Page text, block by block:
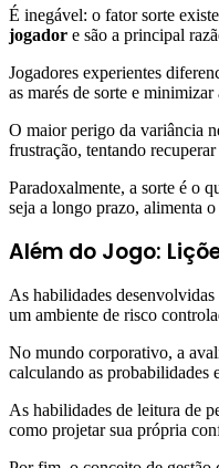
É inegável: o fator sorte
jogador e são a principal
Jogadores experientes
as marés de sorte e
O maior perigo da variância
frustração, tentando
Paradoxalmente, a sorte é o
seja a longo prazo, alimenta
Além do Jogo:
As habilidades desenvolvidas
um ambiente de risco
No mundo corporativo, a
calculando as probabilidades
As habilidades de leitura de
como projetar sua própria